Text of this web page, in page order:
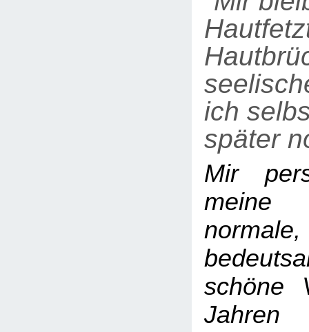
ich
später
Mir
meine
schöne